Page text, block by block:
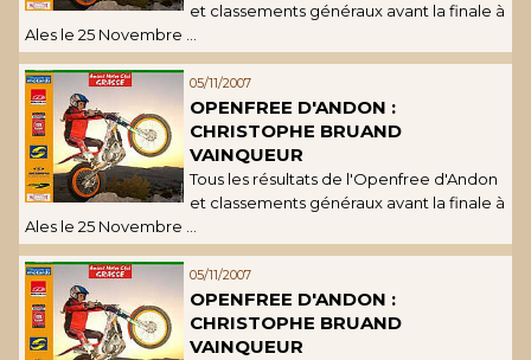
et classements généraux avant la finale à
Ales le 25 Novembre ...
05/11/2007
OPENFREE D'ANDON :
CHRISTOPHE BRUAND
VAINQUEUR
Tous les résultats de l'Openfree d'Andon
et classements généraux avant la finale à
Ales le 25 Novembre ...
05/11/2007
OPENFREE D'ANDON :
CHRISTOPHE BRUAND
VAINQUEUR